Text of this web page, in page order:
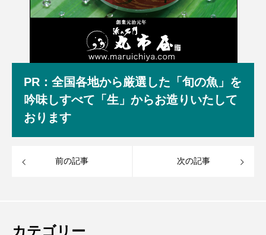
PR：全国各地から厳選した「旬の魚」を
吟味しすべて「生」からお造りいたして
おります
前の記事 次の記事
カテゴリー